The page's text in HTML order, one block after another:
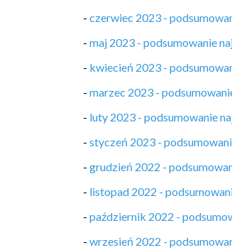
- czerwiec 2023 -
- maj 2023 - podsumowanie
- kwiecień 2023 -
- marzec 2023 -
- luty 2023 - podsumowanie
- styczeń 2023 -
- grudzień 2022 -
- listopad 2022 -
- październik 2022 -
- wrzesień 2022 -